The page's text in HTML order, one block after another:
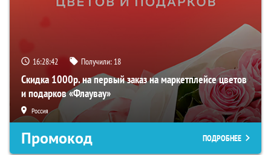
16:28:41 Получили: 18
Скидка 1000р. на первый заказ на маркетплейсе цветов
и подарков «Флаувау»
Россия
Промокод ПОДРОБНЕЕ